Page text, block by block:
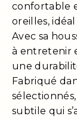
confortable
oreilles,
Avec sa
à entretenir
une
Fabriqué
subtile qui